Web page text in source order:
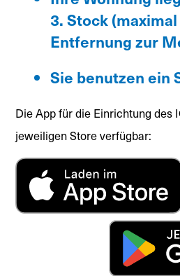
3. Stock
Entfernung zur
Sie benutzen ein
Die App für die Einrichtung des
jeweiligen Store verfügbar: